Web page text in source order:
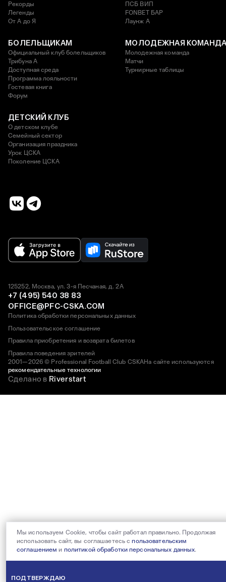
Рекорды
Легенды
От А до Я
ПСБ ВИП
FONBET БАР
Лаунж A
БОЛЕЛЬЩИКАМ
Официальный клуб болельщиков
Трибуна А
Доступная среда
Программа лояльности
Гостевая книга
Форум
МОЛОДЕЖНАЯ
Молодежная команда
Матчи
Турнирные таблицы
ДЕТСКИЙ КЛУБ
О детском клубе
Семейный сектор
Организация праздника
Урок ЦСКА
Поколение ЦСКА
2001—2026 © Professional Football Club CSKAНа сайте используются
рекомендательные технологии
125252, Москва, ул. 3-я Песчаная, д. 2А
+7 (495) 540 38 83
OFFICE@PFC-CSKA.COM
Политика обработки персональных данных
Пользовательское соглашение
Правила приобретения и возврата билетов
Правила поведения зрителей
Сделано в Riverstart
Мы используем Cookie, чтобы сайт работал правильно. Продолжая
использовать сайт, вы соглашаетесь спользовательским
соглашением и политикой обработки персональных данных.
ПОДТВЕРЖДАЮ